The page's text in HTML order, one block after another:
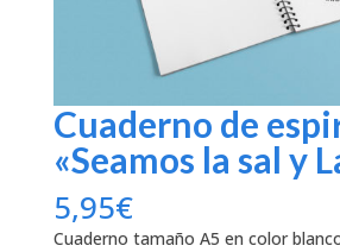
Cuaderno de
«Seamos la sal y
5,95€
Cuaderno tamaño A5 en color